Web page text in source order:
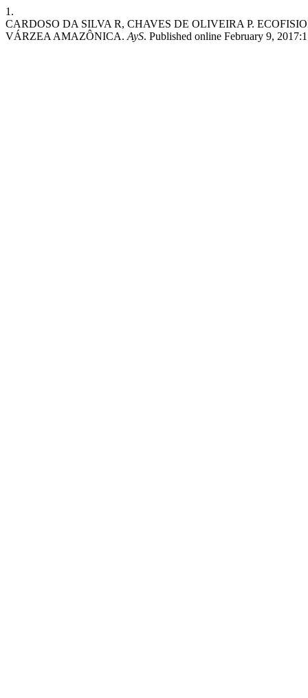
1.
CARDOSO DA SILVA R, CHAVES DE OLIVEIRA P.
VÁRZEA AMAZÔNICA. AyS. Published online February 9,